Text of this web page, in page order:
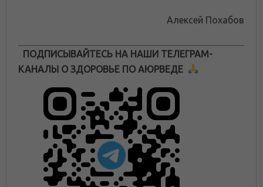
Алексей Похабов
ПОДПИСЫВАЙТЕСЬ НА НАШИ ТЕЛЕГРАМ-
КАНАЛЫ О ЗДОРОВЬЕ ПО АЮРВЕДЕ